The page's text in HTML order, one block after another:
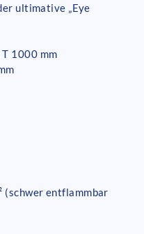
ultimative „Eye
1000 mm
(schwer entflammbar